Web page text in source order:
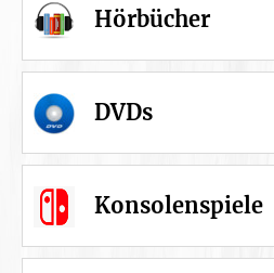
Hörbücher
DVDs
Konsolenspiele